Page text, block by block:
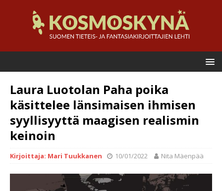
Laura Luotolan Paha poika
käsittelee länsimaisen ihmisen
syyllisyyttä maagisen realismin
keinoin
Kirjoittaja: Mari Tuukkanen 10/01/2022 Nita Mäenpää